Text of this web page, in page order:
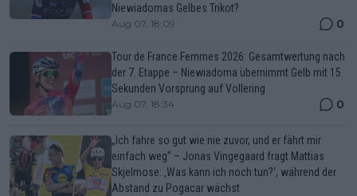
Niewiadomas Gelbes Trikot?
Aug 07, 18:09 0
Tour de France Femmes 2026: Gesamtwertung nach
der 7. Etappe – Niewiadoma übernimmt Gelb mit 15
Sekunden Vorsprung auf Vollering
Aug 07, 18:34 0
„Ich fahre so gut wie nie zuvor, und er fährt mir
einfach weg“ – Jonas Vingegaard fragt Mattias
Skjelmose: ‚Was kann ich noch tun?‘, während der
Abstand zu Pogacar wächst